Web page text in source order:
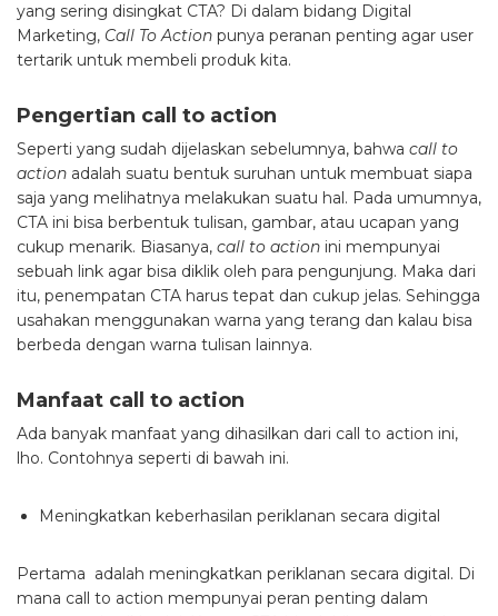
yang sering disingkat CTA? Di dalam bidang Digital
Marketing, Call To Action punya peranan penting agar user
tertarik untuk membeli produk kita.
Pengertian call to action
Seperti yang sudah dijelaskan sebelumnya, bahwa call to
action adalah suatu bentuk suruhan untuk membuat siapa
saja yang melihatnya melakukan suatu hal. Pada umumnya,
CTA ini bisa berbentuk tulisan, gambar, atau ucapan yang
cukup menarik. Biasanya, call to action ini mempunyai
sebuah link agar bisa diklik oleh para pengunjung. Maka dari
itu, penempatan CTA harus tepat dan cukup jelas. Sehingga
usahakan menggunakan warna yang terang dan kalau bisa
berbeda dengan warna tulisan lainnya.
Manfaat call to action
Ada banyak manfaat yang dihasilkan dari call to action ini,
lho. Contohnya seperti di bawah ini.
Meningkatkan keberhasilan periklanan secara digital
Pertama adalah meningkatkan periklanan secara digital. Di
mana call to action mempunyai peran penting dalam